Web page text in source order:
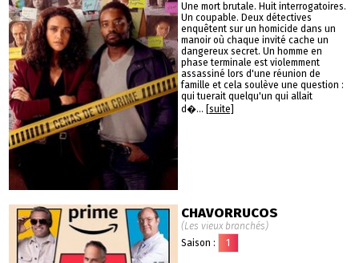
Une mort brutale. Huit interrogatoires.
Un coupable. Deux détectives
enquêtent sur un homicide dans un
manoir où chaque invité cache un
dangereux secret. Un homme en
phase terminale est violemment
assassiné lors d'une réunion de
famille et cela soulève une question :
qui tuerait quelqu'un qui allait
d�... [suite]
CHAVORRUCOS
(Les vieux branchés)
Saison :
1